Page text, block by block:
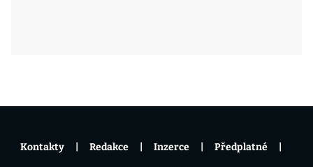
Kontakty Redakce Inzerce Předplatné